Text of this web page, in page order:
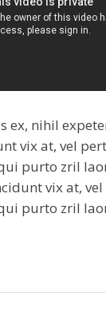
nihil
vix at, vel
purto zril
vix at,
purto zril